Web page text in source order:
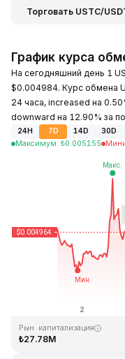
Торговать USTC/
График курса
На сегодняшний день 1
$0.004984. Курс обмена
24 часа, increased на
downward на 12.90% за
24H 7D 14D 30D
Максимум: ₺0.005155
Последнее обновление: 06:22
Рын. капитализация
₺27.78M